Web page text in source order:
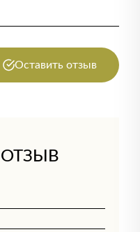
Оставить отзыв